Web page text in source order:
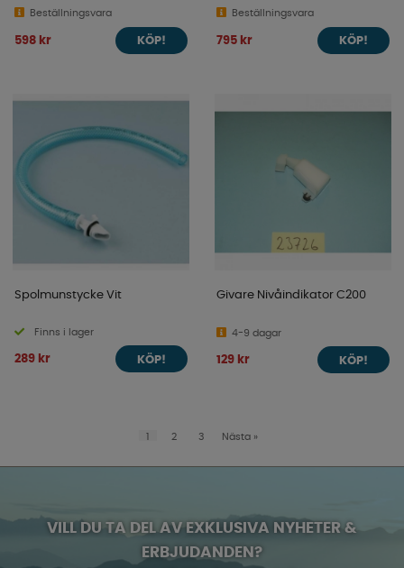
Beställningsvara
598 kr KÖP!
Beställningsvara
795 kr KÖP!
Spolmunstycke Vit
Finns i lager
289 kr KÖP!
Givare Nivåindikator C200
4-9 dagar
129 kr KÖP!
1 2 3 Nästa »
VILL DU TA DEL AV EXKLUSIVA NYHETER &
ERBJUDANDEN?